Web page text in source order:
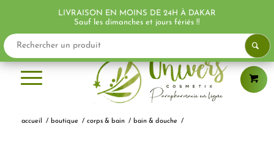
accueil / boutique / corps & bain / bain & douche /
LIVRAISON EN MOINS DE 24H À DAKAR
Sauf les dimanches et jours fériés !!